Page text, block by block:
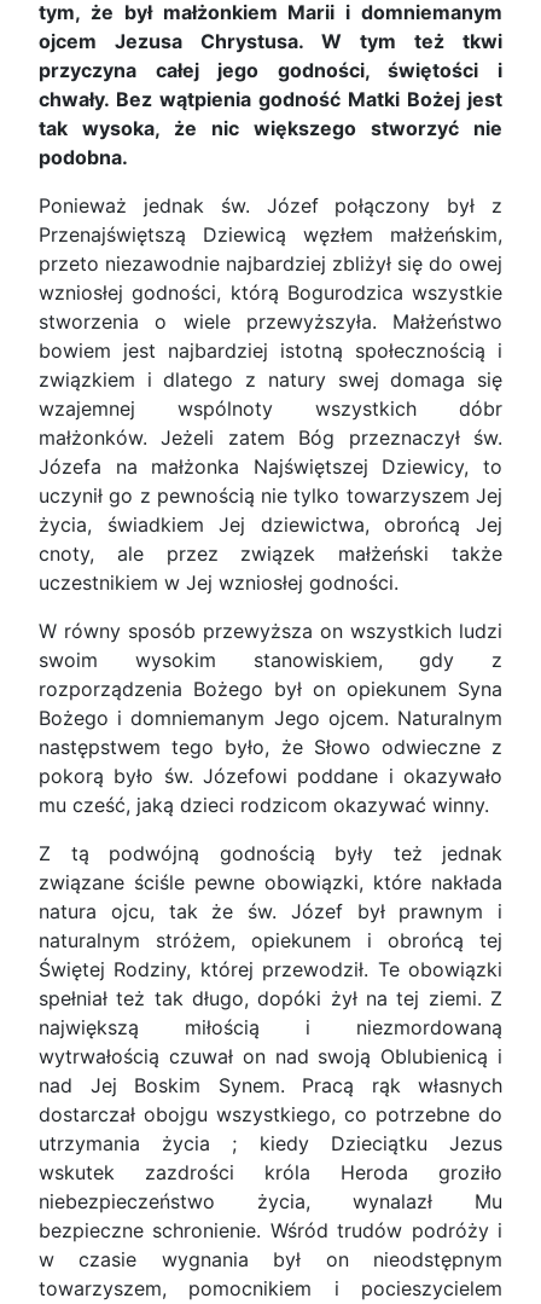
tym, że był małżonkiem Marii i domniemanym
ojcem Jezusa Chrystusa. W tym też tkwi
przyczyna całej jego godności, świętości i
chwały. Bez wątpienia godność Matki Bożej jest
tak wysoka, że nic większego stworzyć nie
podobna.
Ponieważ jednak św. Józef połączony był z
Przenajświętszą Dziewicą węzłem małżeńskim,
przeto niezawodnie najbardziej zbliżył się do owej
wzniosłej godności, którą Bogurodzica wszystkie
stworzenia o wiele przewyższyła. Małżeństwo
bowiem jest najbardziej istotną społecznością i
związkiem i dlatego z natury swej domaga się
wzajemnej wspólnoty wszystkich dóbr
małżonków. Jeżeli zatem Bóg przeznaczył św.
Józefa na małżonka Najświętszej Dziewicy, to
uczynił go z pewnością nie tylko towarzyszem Jej
życia, świadkiem Jej dziewictwa, obrońcą Jej
cnoty, ale przez związek małżeński także
uczestnikiem w Jej wzniosłej godności.
W równy sposób przewyższa on wszystkich ludzi
swoim wysokim stanowiskiem, gdy z
rozporządzenia Bożego był on opiekunem Syna
Bożego i domniemanym Jego ojcem. Naturalnym
następstwem tego było, że Słowo odwieczne z
pokorą było św. Józefowi poddane i okazywało
mu cześć, jaką dzieci rodzicom okazywać winny.
Z tą podwójną godnością były też jednak
związane ściśle pewne obowiązki, które nakłada
natura ojcu, tak że św. Józef był prawnym i
naturalnym stróżem, opiekunem i obrońcą tej
Świętej Rodziny, której przewodził. Te obowiązki
spełniał też tak długo, dopóki żył na tej ziemi. Z
największą miłością i niezmordowaną
wytrwałością czuwał on nad swoją Oblubienicą i
nad Jej Boskim Synem. Pracą rąk własnych
dostarczał obojgu wszystkiego, co potrzebne do
utrzymania życia ; kiedy Dzieciątku Jezus
wskutek zazdrości króla Heroda groziło
niebezpieczeństwo życia, wynalazł Mu
bezpieczne schronienie. Wśród trudów podróży i
w czasie wygnania był on nieodstępnym
towarzyszem, pomocnikiem i pocieszycielem